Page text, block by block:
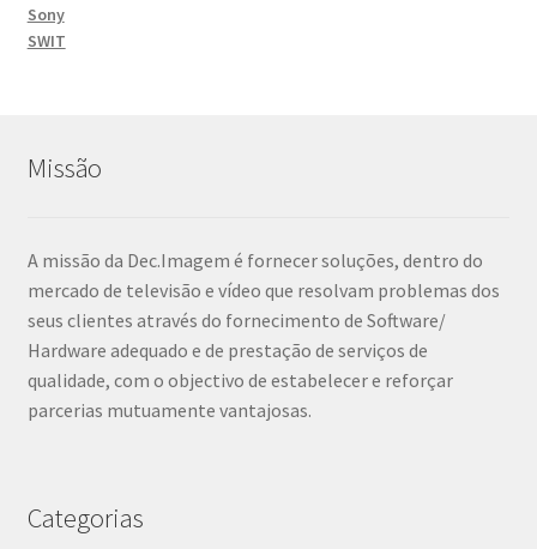
Sony
SWIT
Missão
A missão da Dec.Imagem é fornecer soluções, dentro do
mercado de televisão e vídeo que resolvam problemas dos
seus clientes através do fornecimento de Software/
Hardware adequado e de prestação de serviços de
qualidade, com o objectivo de estabelecer e reforçar
parcerias mutuamente vantajosas.
Categorias